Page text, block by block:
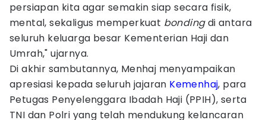
persiapan kita agar semakin siap secara fisik,
mental, sekaligus memperkuat bondingdi antara
seluruh keluarga besar Kementerian Haji dan
Umrah," ujarnya.
Di akhir sambutannya, Menhaj menyampaikan
apresiasi kepada seluruh jajaran Kemenhaj, para
Petugas Penyelenggara Ibadah Haji (PPIH), serta
TNI dan Polri yang telah mendukung kelancaran